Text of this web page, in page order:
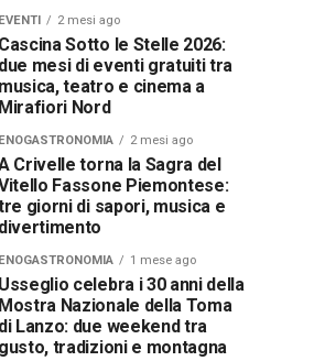
EVENTI 2 mesi ago
Cascina Sotto le Stelle 2026:
due mesi di eventi gratuiti tra
musica, teatro e cinema a
Mirafiori Nord
ENOGASTRONOMIA 2 mesi ago
Crivelle torna la Sagra del
Fassone Piemontese:
giorni di sapori, musica e
divertimento
ENOGASTRONOMIA 1 mese ago
Usseglio celebra i 30 anni della
Mostra Nazionale della Toma
di Lanzo: due weekend tra
gusto, tradizioni e montagna